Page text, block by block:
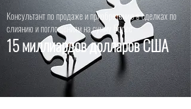
Консультант по продаже и приобретению в сделках по
слиянию и поглощениям на сумму более
15 миллиардов долларов США